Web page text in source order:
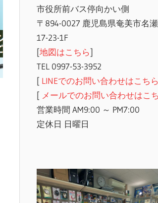
市役所前バス停向かい側
〒894-0027 鹿児島県奄美市名
17-23-1F
[地図はこちら]
TEL 0997-53-3952
[ LINEでのお問い合わせはこちら
[ メールでのお問い合わせはこ
営業時間 AM9:00 ～ PM7:00
定休日 日曜日